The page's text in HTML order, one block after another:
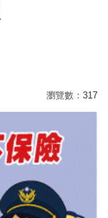
瀏覽數： 317